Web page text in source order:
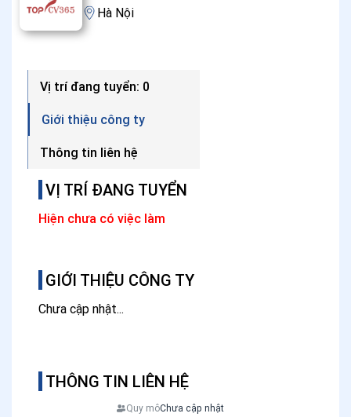
Hà Nội
VỊ TRÍ ĐANG TUYỂN
Hiện chưa có việc làm
GIỚI THIỆU CÔNG TY
Chưa cập nhật...
THÔNG TIN LIÊN HỆ
Quy môChưa cập nhật
Vị trí đang tuyển: 0
Giới thiệu công ty
Thông tin liên hệ